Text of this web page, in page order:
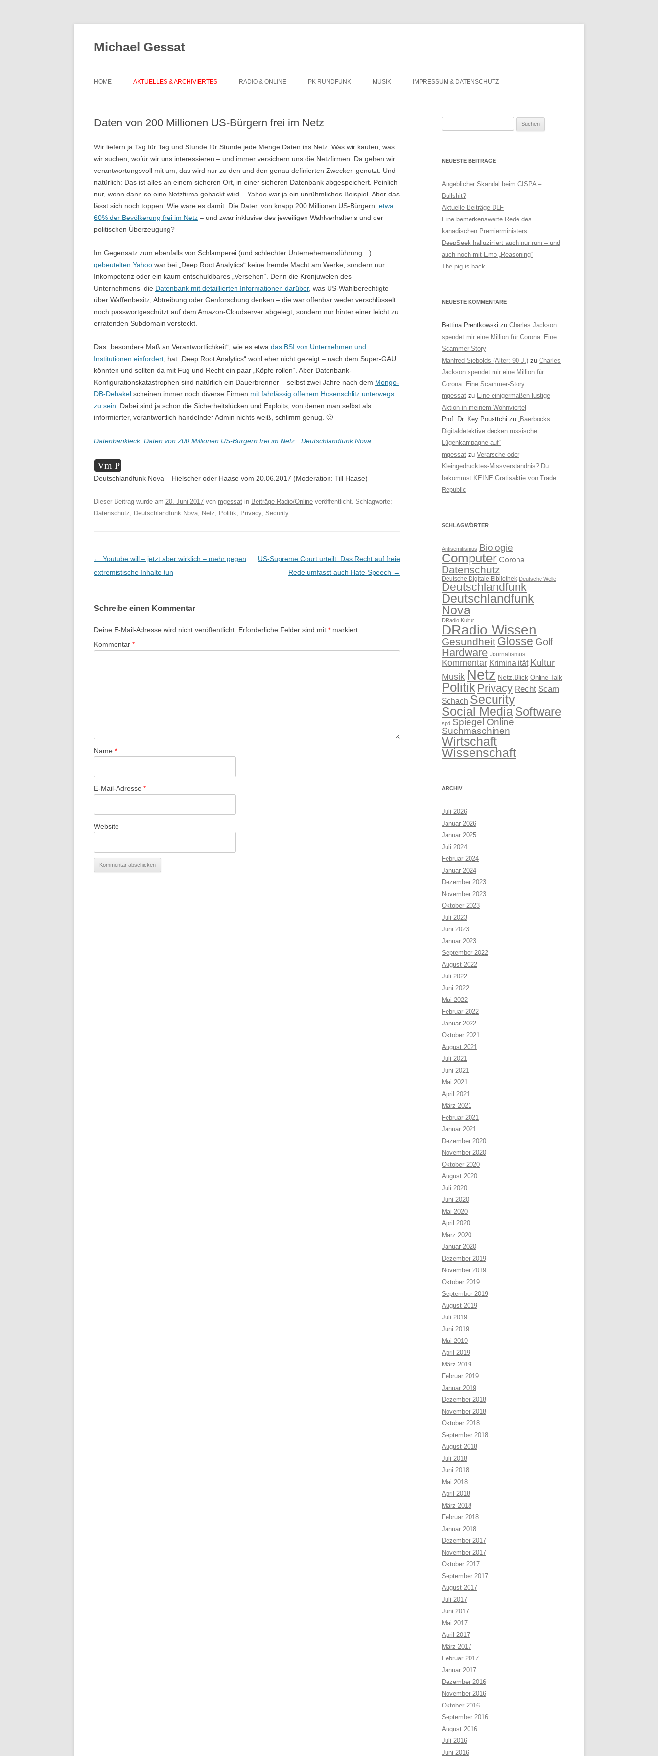
Michael Gessat
Inhalt
HOME AKTUELLES & ARCHIVIERTES RADIO & ONLINE PK RUNDFUNK MUSIK IMPRESSUM & DATENSCHUTZ
Daten von 200 Millionen US-Bürgern frei im Netz
Wir liefern ja Tag für Tag und Stunde für Stunde jede Menge Daten ins Netz: Was wir kaufen, was
wir suchen, wofür wir uns interessieren – und immer versichern uns die Netzfirmen: Da gehen wir
verantwortungsvoll mit um, das wird nur zu den und den genau definierten Zwecken genutzt. Und
natürlich: Das ist alles an einem sicheren Ort, in einer sicheren Datenbank abgespeichert. Peinlich
nur, wenn dann so eine Netzfirma gehackt wird – Yahoo war ja ein unrühmliches Beispiel. Aber das
lässt sich noch toppen: Wie wäre es damit: Die Daten von knapp 200 Millionen US-Bürgern, etwa
60% der Bevölkerung frei im Netz – und zwar inklusive des jeweiligen Wahlverhaltens und der
politischen Überzeugung?
Im Gegensatz zum ebenfalls von Schlamperei (und schlechter Unternehemensführung…)
gebeutelten Yahoo war bei „Deep Root Analytics“ keine fremde Macht am Werke, sondern nur
Inkompetenz oder ein kaum entschuldbares „Versehen“. Denn die Kronjuwelen des
Unternehmens, die Datenbank mit detaillierten Informationen darüber, was US-Wahlberechtigte
über Waffenbesitz, Abtreibung oder Genforschung denken – die war offenbar weder verschlüsselt
noch passwortgeschützt auf dem Amazon-Cloudserver abgelegt, sondern nur hinter einer leicht zu
erratenden Subdomain versteckt.
Das „besondere Maß an Verantwortlichkeit“, wie es etwa das BSI von Unternehmen und
Institutionen einfordert , hat „Deep Root Analytics“ wohl eher nicht gezeigt – nach dem Super-GAU
könnten und sollten da mit Fug und Recht ein paar „Köpfe rollen“. Aber Datenbank-
Konfigurationskatastrophen sind natürlich ein Dauerbrenner – selbst zwei Jahre nach dem Mongo-
DB-Debakel scheinen immer noch diverse Firmen mit fahrlässig offenem Hosenschlitz unterwegs
zu sein . Dabei sind ja schon die Sicherheitslücken und Exploits, von denen man selbst als
informierter, verantwortlich handelnder Admin nichts weiß, schlimm genug. 🙂
Datenbankleck: Daten von 200 Millionen US-Bürgern frei im Netz · Deutschlandfunk Nova
Audio-
Player
Vm P
Deutschlandfunk Nova – Hielscher oder Haase vom 20.06.2017 (Moderation: Till Haase)
Dieser Beitrag wurde am 20. Juni 2017 von mgessat in Beiträge Radio/Online veröffentlicht. Schlagworte:
Datenschutz, Deutschlandfunk Nova, Netz, Politik, Privacy, Security.
Beitragsnavigation
← Youtube will – jetzt aber wirklich – mehr gegen
extremistische Inhalte tun
US-Supreme Court urteilt: Das Recht auf freie
Rede umfasst auch Hate-Speech →
Schreibe einen Kommentar
Deine E-Mail-Adresse wird nicht veröffentlicht. Erforderliche Felder sind mit * markiert
Kommentar *
Name *
E-Mail-Adresse *
Website
NEUESTE BEITRÄGE
Angeblicher Skandal beim CISPA –
Bullshit?
Aktuelle Beiträge DLF
Eine bemerkenswerte Rede des
kanadischen Premierministers
DeepSeek halluziniert auch nur rum – und
auch noch mit Emo-„Reasoning“
The pig is back
NEUESTE KOMMENTARE
Bettina Prentkowski zu Charles Jackson
spendet mir eine Million für Corona. Eine
Scammer-Story
Manfred Siebolds (Alter: 90 J.) zu Charles
Jackson spendet mir eine Million für
Corona. Eine Scammer-Story
mgessat zu Eine einigermaßen lustige
Aktion in meinem Wohnviertel
Prof. Dr. Key Pousttchi zu „Baerbocks
Digitaldetektive decken russische
Lügenkampagne auf“
mgessat zu Verarsche oder
Kleingedrucktes-Missverständnis? Du
bekommst KEINE Gratisaktie von Trade
Republic
SCHLAGWÖRTER
Antisemitismus Biologie
Computer Corona
Datenschutz
Deutsche Digitale Bibliothek Deutsche Welle
Deutschlandfunk
Deutschlandfunk
Nova
DRadio Kultur
DRadio Wissen
Gesundheit Glosse Golf
Hardware Journalismus
Kommentar Kriminalität Kultur
Musik Netz Netz.Blick Online-Talk
Politik Privacy Recht Scam
Schach Security
Social MediaSoftware
spd Spiegel Online
Suchmaschinen
Wirtschaft
Wissenschaft
ARCHIV
Juli 2026
Januar 2026
Januar 2025
Juli 2024
Februar 2024
Januar 2024
Dezember 2023
November 2023
Oktober 2023
Juli 2023
Juni 2023
Januar 2023
September 2022
August 2022
Juli 2022
Juni 2022
Mai 2022
Februar 2022
Januar 2022
Oktober 2021
August 2021
Juli 2021
Juni 2021
Mai 2021
April 2021
März 2021
Februar 2021
Januar 2021
Dezember 2020
November 2020
Oktober 2020
August 2020
Juli 2020
Juni 2020
Mai 2020
April 2020
März 2020
Januar 2020
Dezember 2019
November 2019
Oktober 2019
September 2019
August 2019
Juli 2019
Juni 2019
Mai 2019
April 2019
März 2019
Februar 2019
Januar 2019
Dezember 2018
November 2018
Oktober 2018
September 2018
August 2018
Juli 2018
Juni 2018
Mai 2018
April 2018
März 2018
Februar 2018
Januar 2018
Dezember 2017
November 2017
Oktober 2017
September 2017
August 2017
Juli 2017
Juni 2017
Mai 2017
April 2017
März 2017
Februar 2017
Januar 2017
Dezember 2016
November 2016
Oktober 2016
September 2016
August 2016
Juli 2016
Juni 2016